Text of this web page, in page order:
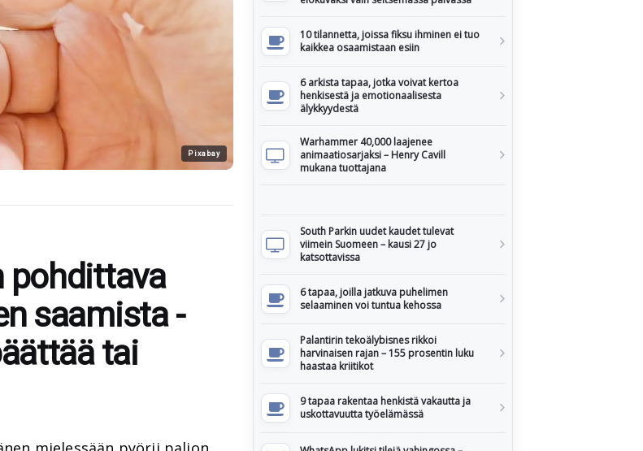
Pixabay
pohdittava
saamista -
tai
10 tilannetta, joissa fiksu ihminen ei tuo
kaikkea osaamistaan esiin
6 arkista tapaa, jotka voivat kertoa
henkisestä ja emotionaalisesta
älykkyydestä
Warhammer 40,000 laajenee
animaatiosarjaksi – Henry Cavill
mukana tuottajana
South Parkin uudet kaudet tulevat
viimein Suomeen – kausi 27 jo
katsottavissa
6 tapaa, joilla jatkuva puhelimen
selaaminen voi tuntua kehossa
Palantirin tekoälybisnes rikkoi
harvinaisen rajan – 155 prosentin luku
haastaa kriitikot
9 tapaa rakentaa henkistä vakautta ja
uskottavuutta työelämässä